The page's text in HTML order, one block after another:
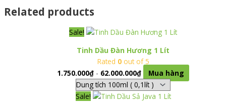
Related products
Sale!
Tinh Dầu Đàn Hương 1 Lít
Rated 0out of 5
1.750.000₫- 62.000.000₫ Mua hàng
Sale!